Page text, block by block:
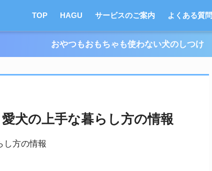
TOP HAGU サービスのご案内 よくある質問
おやつもおもちゃも使わない犬のしつけ
犬の上手な暮らし方の情報
し方の情報